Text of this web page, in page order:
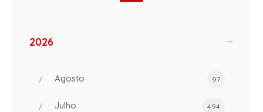
2026
Agosto 97
Julho 494